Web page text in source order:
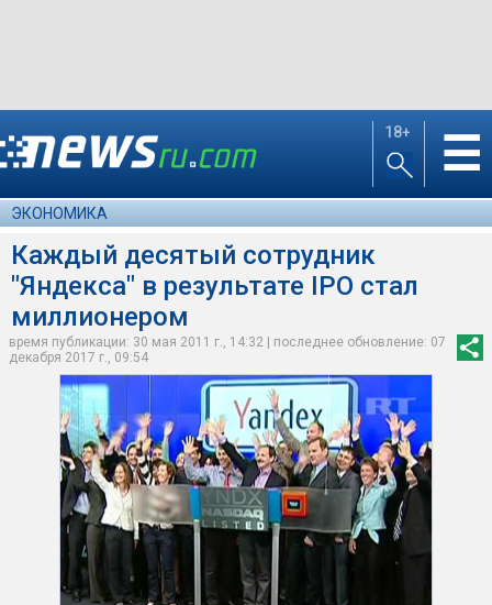
18+ ☰
ЭКОНОМИКА
Каждый десятый сотрудник
"Яндекса" в результате IPO стал
миллионером
время публикации: 30 мая 2011 г., 14:32 | последнее обновление: 07
декабря 2017 г., 09:54